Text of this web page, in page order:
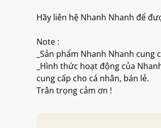
Hãy liên hệ Nhanh Nhanh để
Note :
_Sản phẩm Nhanh Nhanh
_Hình thức hoạt động của
cung cấp cho cá nhân, bán lẻ.
Trân trọng cảm ơn !